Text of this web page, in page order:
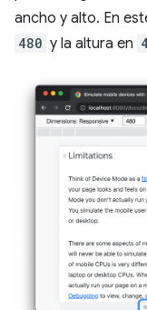
ancho y alto. En
480 y la altura en